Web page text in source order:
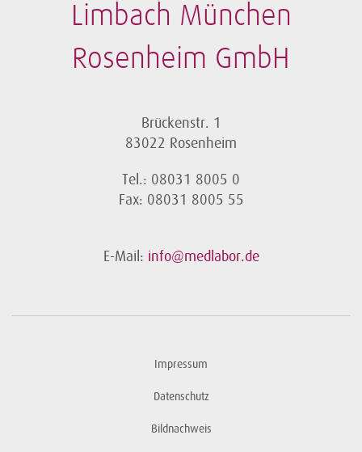
Limbach München
Rosenheim GmbH
Brückenstr. 1
83022 Rosenheim
Tel.: 08031 8005 0
Fax: 08031 8005 55
E-Mail: info@medlabor.de
Impressum
Datenschutz
Bildnachweis